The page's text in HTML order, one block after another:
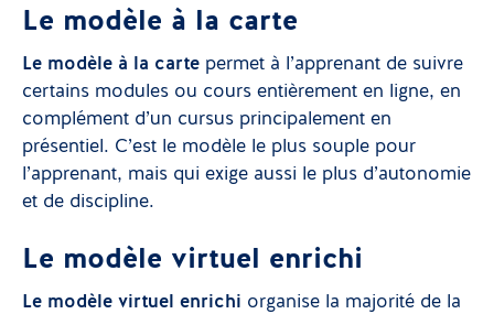
Le modèle à la carte
Le modèle à la carte permet à l’apprenant de suivre
certains modules ou cours entièrement en ligne, en
complément d’un cursus principalement en
présentiel. C’est le modèle le plus souple pour
l’apprenant, mais qui exige aussi le plus d’autonomie
et de discipline.
Le modèle virtuel enrichi
Le modèle virtuel enrichi organise la majorité de la